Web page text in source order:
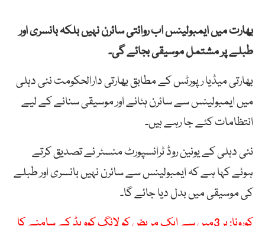
بھارت میں ایمبولینس اب روائتی سائرن نہیں بلکہ بانسری اور
طبلے پر مشتمل موسیقی بجائے گی۔
بھارتی میڈیا رپورٹس کے مطابق بھارتی دارالحکومت نئی دہلی
میں ایمبولینس سے سائرن ہٹانے اور موسیقی سنانے کے لیے
انتظامات کئے جا رہے ہیں۔
نئی دہلی کے یونین روڈ ٹرانسپورٹ منسٹر نے تصدیق کرتے
ہوئے کہا ہے کہ ایمبولینس سے سائرن نہیں بانسری اور طبلے
کی موسیقی میں بدل دیا جائے گا۔